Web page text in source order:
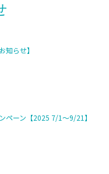
知らせ】
ペーン【2025 7/1～9/21】